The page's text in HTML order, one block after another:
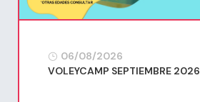
06/08/2026
VOLEYCAMP SEPTIEMBRE 2026